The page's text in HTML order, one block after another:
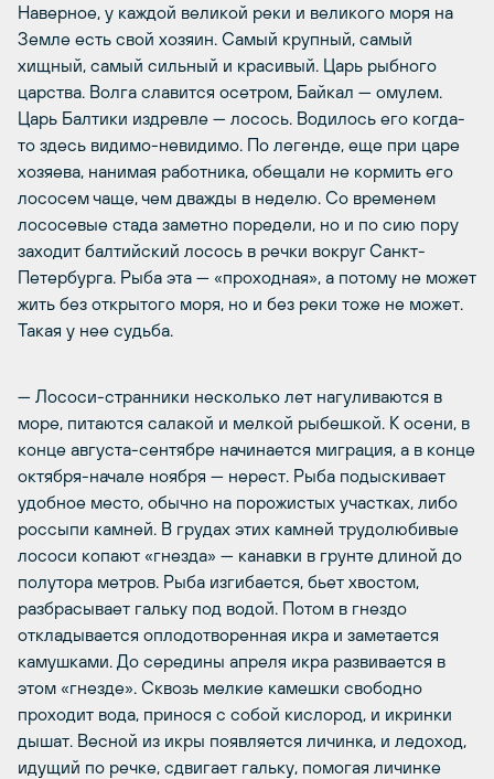
Наверное, у каждой великой реки и великого моря на
Земле есть свой хозяин. Самый крупный, самый
хищный, самый сильный и красивый. Царь рыбного
царства. Волга славится осетром, Байкал — омулем.
Царь Балтики издревле — лосось. Водилось его когда-
то здесь видимо-невидимо. По легенде, еще при царе
хозяева, нанимая работника, обещали не кормить его
лососем чаще, чем дважды в неделю. Со временем
лососевые стада заметно поредели, но и по сию пору
заходит балтийский лосось в речки вокруг Санкт-
Петербурга. Рыба эта — «проходная», а потому не может
жить без открытого моря, но и без реки тоже не может.
Такая у нее судьба.
— Лососи-странники несколько лет нагуливаются в
море, питаются салакой и мелкой рыбешкой. К осени, в
конце августа-сентябре начинается миграция, а в конце
октября-начале ноября — нерест. Рыба подыскивает
удобное место, обычно на порожистых участках, либо
россыпи камней. В грудах этих камней трудолюбивые
лососи копают «гнезда» — канавки в грунте длиной до
полутора метров. Рыба изгибается, бьет хвостом,
разбрасывает гальку под водой. Потом в гнездо
откладывается оплодотворенная икра и заметается
камушками. До середины апреля икра развивается в
этом «гнезде». Сквозь мелкие камешки свободно
проходит вода, принося с собой кислород, и икринки
дышат. Весной из икры появляется личинка, и ледоход,
идущий по речке, сдвигает гальку, помогая личинке